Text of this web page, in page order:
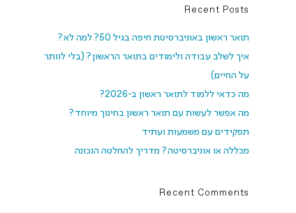
Recent Posts
תואר ראשון באוניברסיטת חיפה בגיל 50? למה לא?
איך לשלב עבודה ולימודים בתואר הראשון? (בלי לוותר
על החיים)
מה כדאי ללמוד לתואר ראשון ב-2026?
מה אפשר לעשות עם תואר ראשון בחינוך מיוחד?
תפקידים עם משמעות ועתיד
מכללה או אוניברסיטה? מדריך להחלטה הנכונה
Recent Comments